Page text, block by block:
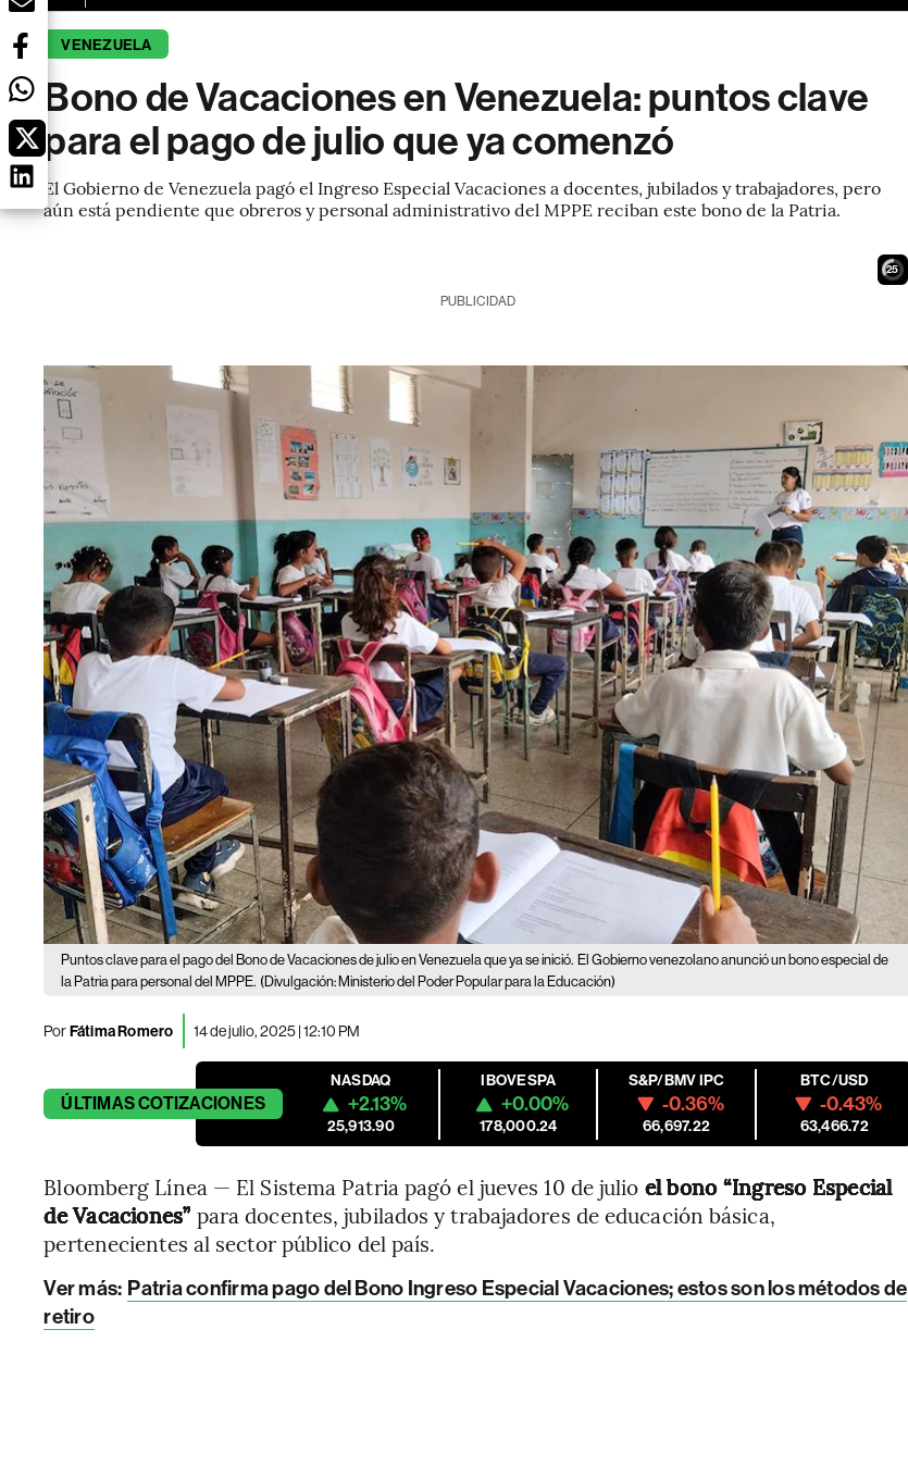
VENEZUELA
Bono de Vacaciones en Venezuela: puntos clave
para el pago de julio que ya comenzó
El Gobierno de Venezuela pagó el Ingreso Especial Vacaciones a docentes, jubilados y trabajadores, pero
aún está pendiente que obreros y personal administrativo del MPPE reciban este bono de la Patria.
23
PUBLICIDAD
Puntos clave para el pago del Bono de Vacaciones de julio en Venezuela que ya se inició. El Gobierno venezolano anunció un bono especial de
la Patria para personal del MPPE. (Divulgación: Ministerio del Poder Popular para la Educación)
PorFátima Romero 14 de julio, 2025 | 12:10 PM
ÚLTIMASCOTIZACIONES
NASDAQ
+2.13%
25,913.90
IBOVESPA
+0.00%
178,000.24
S&P/BMV IPC
-0.36%
66,697.22
BTC/USD
-0.43%
63,466.72
Bloomberg Línea — El Sistema Patria pagó el jueves 10 de julio el bono “Ingreso Especial
de Vacaciones” para docentes, jubilados y trabajadores de educación básica,
pertenecientes al sector público del país.
Ver más: Patria confirma pago del Bono Ingreso Especial Vacaciones; estos son los métodos de
retiro